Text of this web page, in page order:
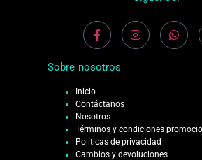
Sobre nosotros
Inicio
Contáctanos
Nosotros
Términos y condiciones
Políticas de privacidad
Cambios y devoluciones